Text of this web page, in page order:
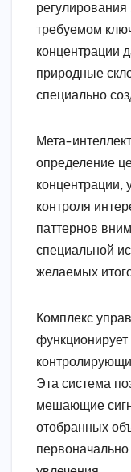
регулирования
требуемом
концентрации
природные
специально
Мета-
определение
концентрации,
контроля
паттернов
специальной
желаемых
Комплекс
Эта система
мешающие
отобранных